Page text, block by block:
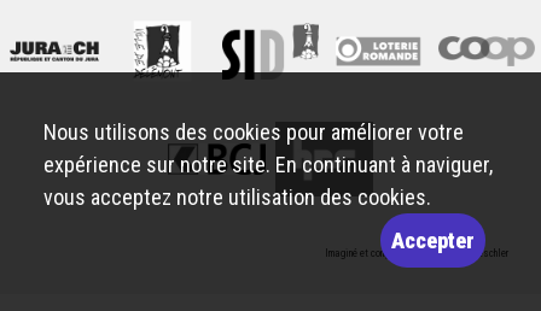
Imaginé et conçu par Giorgianni & Moeschler
Nous utilisons des cookies pour améliorer votre
expérience sur notre site. En continuant à naviguer,
vous acceptez notre utilisation des cookies.
Accepter